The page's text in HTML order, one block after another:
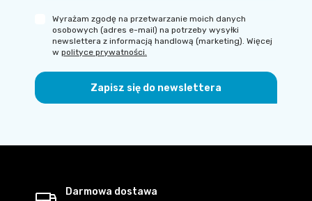
Zapisz się do newslettera
Wyrażam zgodę na przetwarzanie moich danych
osobowych (adres e-mail) na potrzeby wysyłki
newslettera z informacją handlową (marketing). Więcej
w polityce prywatności.
Darmowa dostawa